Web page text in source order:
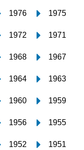
1976 1975
1972 1971
1968 1967
1964 1963
1960 1959
1956 1955
1952 1951